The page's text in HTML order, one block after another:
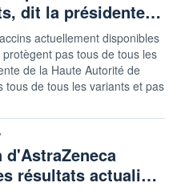
RISQUE ESG
+ LISTE
dit la présidente…
actuellement disponibles
pas tous de tous les
de la Haute Autorité de
tous de tous les variants et pas
résultats actuali…